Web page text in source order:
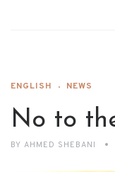
ENGLISH NEWS
No to
BY AHMED SHEBANI